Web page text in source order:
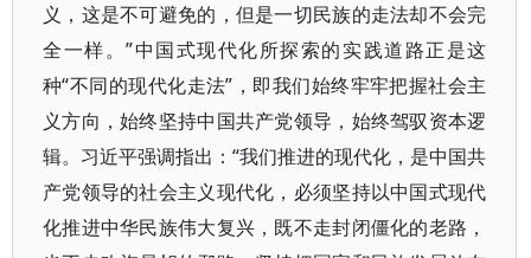
义，这是不可避免的，但是一切民族的走法却不会完
全一样。”中国式现代化所探索的实践道路正是这
种“不同的现代化走法”，即我们始终牢牢把握社会主
义方向，始终坚持中国共产党领导，始终驾驭资本逻
辑。习近平强调指出：“我们推进的现代化，是中国共
产党领导的社会主义现代化，必须坚持以中国式现代
化推进中华民族伟大复兴，既不走封闭僵化的老路，